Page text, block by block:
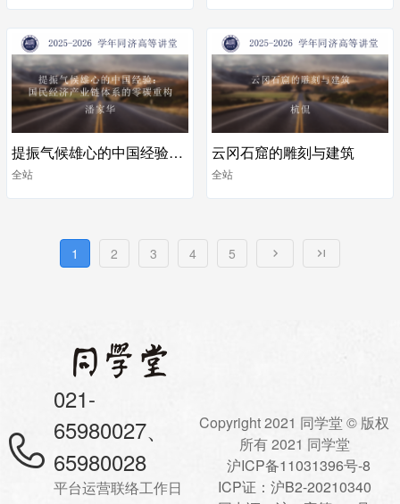
提振气候雄心的中国经验：国民经济产业链体系的零碳重构
全站
云冈石窟的雕刻与建筑
全站
1 2 3 4 5
021-
65980027、
65980028
平台运营联络工作日
Copyright 2021 同学堂 © 版权
所有 2021 同学堂
沪ICP备11031396号-8
ICP证：沪B2-20210340